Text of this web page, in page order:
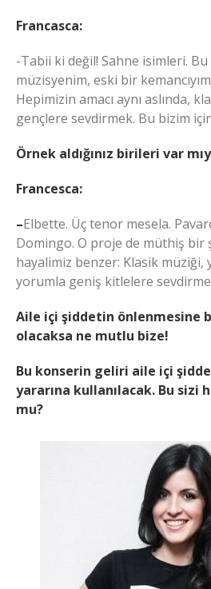
Francasca:
-Tabii ki değil! Sahne isimleri.
müzisyenim, eski bir
Hepimizin amacı aynı aslında,
gençlere sevdirmek. Bu bizim
Örnek aldığınız birileri var
Francesca:
–Elbette. Üç tenor mesela.
Domingo. O proje de müthiş bir
hayalimiz benzer: Klasik müziği,
yorumla geniş kitlelere
Aile içi şiddetin önlenmesine
olacaksa ne mutlu bize!
Bu konserin geliri aile içi
yararına kullanılacak. Bu sizi
mu?